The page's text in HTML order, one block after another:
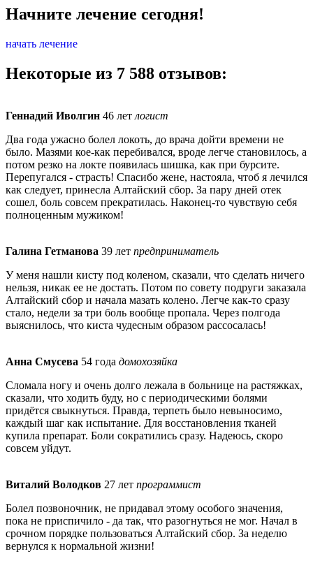
Начните лечение сегодня!
начать лечение
Некоторые из 7 588 отзывов:
Геннадий Иволгин 46 лет логист
Два года ужасно болел локоть, до врача дойти времени не
было. Мазями кое-как перебивался, вроде легче становилось, а
потом резко на локте появилась шишка, как при бурсите.
Перепугался - страсть! Спасибо жене, настояла, чтоб я лечился
как следует, принесла Алтайский сбор. За пару дней отек
сошел, боль совсем прекратилась. Наконец-то чувствую себя
полноценным мужиком!
Галина Гетманова 39 лет предприниматель
У меня нашли кисту под коленом, сказали, что сделать ничего
нельзя, никак ее не достать. Потом по совету подруги заказала
Алтайский сбор и начала мазать колено. Легче как-то сразу
стало, недели за три боль вообще пропала. Через полгода
выяснилось, что киста чудесным образом рассосалась!
Анна Смусева 54 года домохозяйка
Сломала ногу и очень долго лежала в больнице на растяжках,
сказали, что ходить буду, но с периодическими болями
придётся свыкнуться. Правда, терпеть было невыносимо,
каждый шаг как испытание. Для восстановления тканей
купила препарат. Боли сократились сразу. Надеюсь, скоро
совсем уйдут.
Виталий Володков 27 лет программист
Болел позвоночник, не придавал этому особого значения,
пока не приспичило - да так, что разогнуться не мог. Начал в
срочном порядке пользоваться Алтайский сбор. За неделю
вернулся к нормальной жизни!